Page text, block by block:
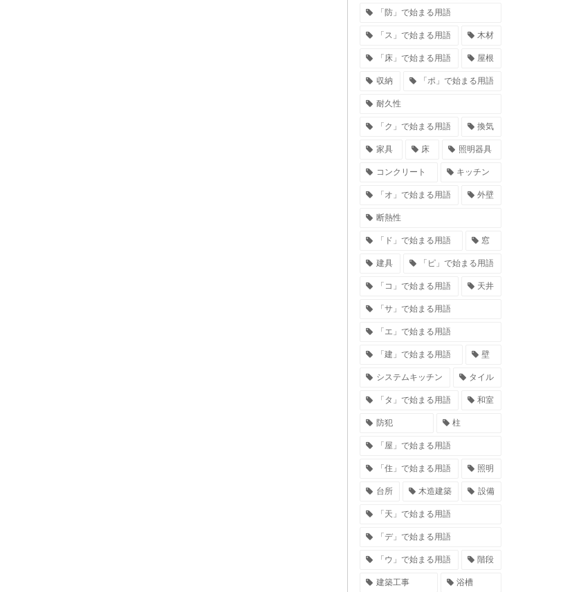
「防」で始まる用語
「ス」で始まる用語 木材
「床」で始まる用語 屋根
収納 「ポ」で始まる用語
耐久性
「ク」で始まる用語 換気
家具 床 照明器具
コンクリート キッチン
「オ」で始まる用語 外壁
断熱性
「ド」で始まる用語 窓
建具 「ピ」で始まる用語
「コ」で始まる用語 天井
「サ」で始まる用語
「エ」で始まる用語
「建」で始まる用語 壁
システムキッチン タイル
「タ」で始まる用語 和室
防犯 柱
「屋」で始まる用語
「住」で始まる用語 照明
台所 木造建築 設備
「天」で始まる用語
「デ」で始まる用語
「ウ」で始まる用語 階段
建築工事 浴槽